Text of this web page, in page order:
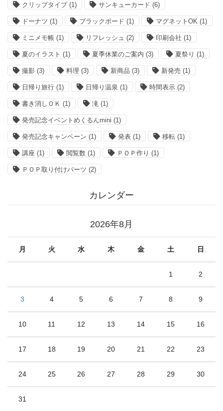
クリップタイプ(1) サンキューカード (6)
ドーナツ (1) ブラックボード (1) マグネットOK (1)
ミニメモ帳 (1) リフレッシュ (2) 印刷会社 (1)
夏のイラスト (1) 夏季休業のご案内 (3) 夏祭り (1)
撮影 (3) 料理 (3) 新商品 (3) 新発売 (1)
日帰り旅行 (1) 日帰り温泉 (1) 時間表示 (2)
書き消しＯＫ (1) 滝 (1)
発売記念イベントめくるんmini (1)
発売記念キャンペーン (1) 発表 (1) 移転 (1)
講座 (1) 閲覧数 (1) ＰＯＰ作り (1)
ＰＯＰ取り付けパーツ (2)
カレンダー
2026年8月
月 火 水 木 金 土 日
1 2
3 4 5 6 7 8 9
10 11 12 13 14 15 16
17 18 19 20 21 22 23
24 25 26 27 28 29 30
31